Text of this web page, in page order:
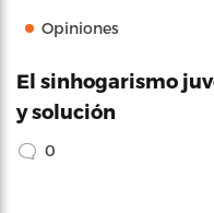
Opiniones
El sinhogarismo
y solución
0